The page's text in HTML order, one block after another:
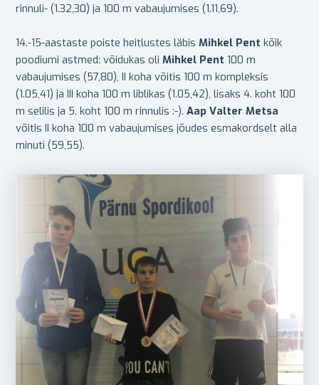
rinnuli- (1.32,30) ja 100 m vabaujumises (1.11,69).
14.-15-aastaste poiste heitlustes läbisMihkel Pentkõik
poodiumi astmed: võidukas oliMihkel Pent 100 m
vabaujumises (57,80), II koha võitis 100 m kompleksis
(1.05,41) ja III koha 100 m liblikas (1.05,42), lisaks 4. koht 100
m selilis ja 5. koht 100 m rinnulis :-).Aap Valter Metsa
võitis II koha 100 m vabaujumises jõudes esmakordselt alla
minuti (59,55).